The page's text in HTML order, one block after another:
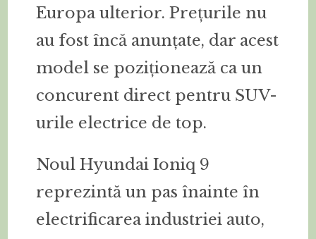
Europa ulterior. Prețurile nu
au fost încă anunțate, dar acest
model se poziționează ca un
concurent direct pentru SUV-
urile electrice de top.
Noul Hyundai Ioniq 9
reprezintă un pas înainte în
electrificarea industriei auto,